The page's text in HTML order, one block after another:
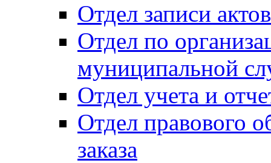
Отдел записи
Отдел по
муниципальной
Отдел учета и
Отдел правового
заказа